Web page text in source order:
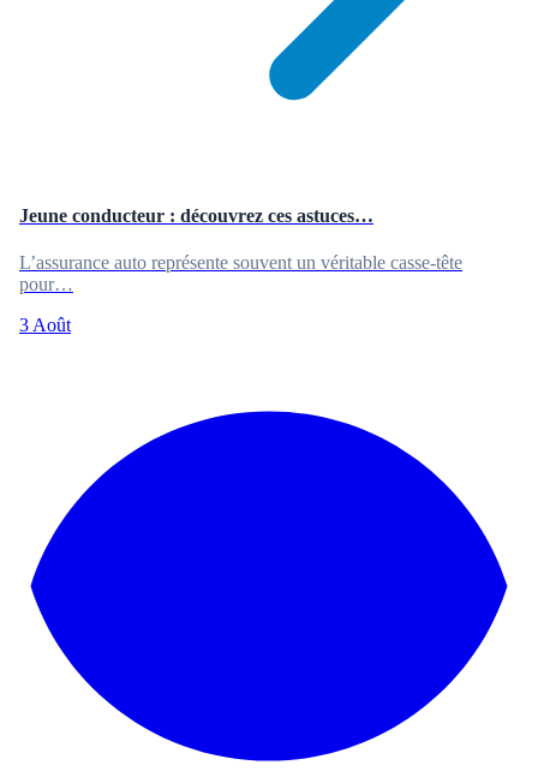
Jeune conducteur : découvrez ces astuces…
L’assurance auto représente souvent un véritable casse-tête
pour…
3 Août